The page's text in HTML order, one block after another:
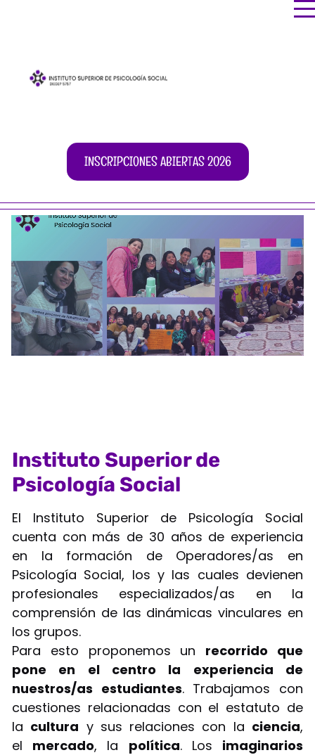
INSCRIPCIONES ABIERTAS 2026
Instituto Superior de
Psicología Social
El Instituto Superior de Psicología Social
cuenta con más de 30 años de experiencia
en la formación de Operadores/as en
Psicología Social, los y las cuales devienen
profesionales especializados/as en la
comprensión de las dinámicas vinculares en
los grupos.
Para esto proponemos un recorrido que
pone en el centro la experiencia de
nuestros/as estudiantes. Trabajamos con
cuestiones relacionadas con el estatuto de
la cultura y sus relaciones con la ciencia,
el mercado, la política. Los imaginarios